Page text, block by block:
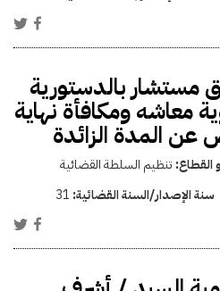
بالدستورية
معاشه ومكافأة نهاية
عن المدة الزائدة
القطاع: تنظيم السلطة القضائية
سنة الإصدار/السنة القضائية: 31